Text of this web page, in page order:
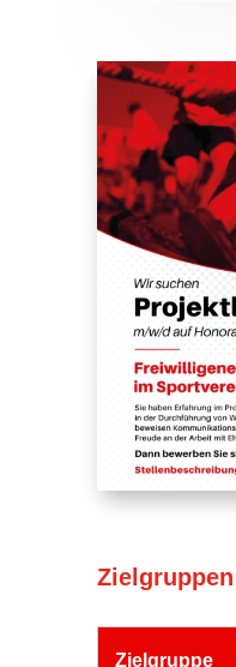
Zielgruppe